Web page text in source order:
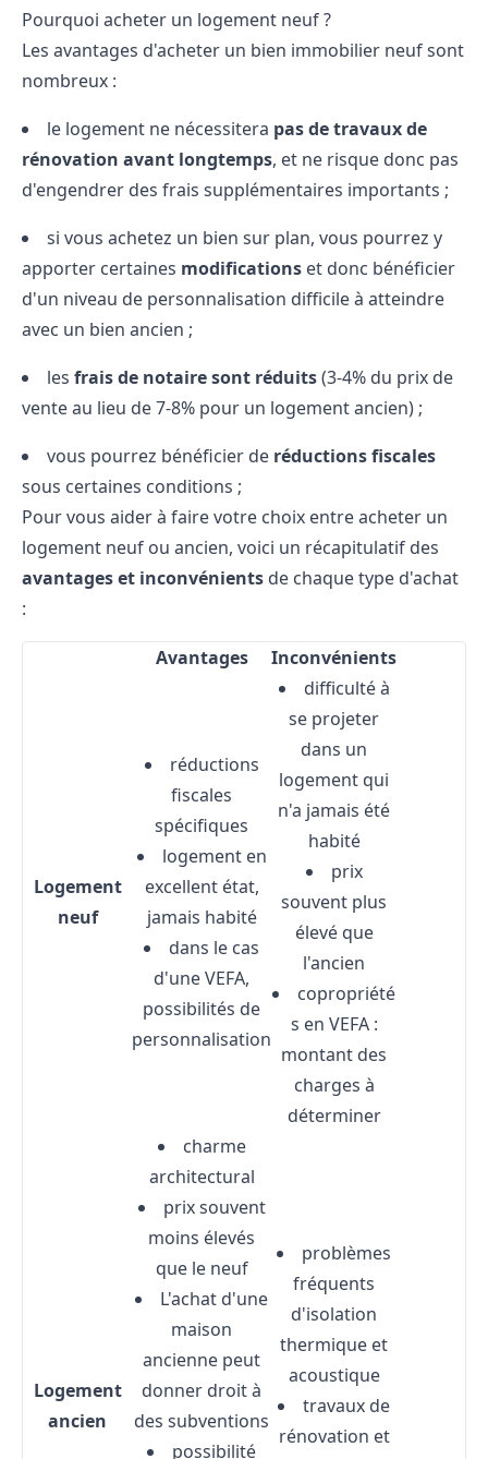
Pourquoi acheter un logement neuf ?
Les avantages d'acheter un bien immobilier neuf sont
nombreux :
le logement ne nécessitera pas de travaux de
rénovation avant longtemps, et ne risque donc pas
d'engendrer des frais supplémentaires importants ;
si vous achetez un bien sur plan, vous pourrez y
apporter certaines modifications et donc bénéficier
d'un niveau de personnalisation difficile à atteindre
avec un bien ancien ;
les frais de notairesont réduits(3-4% du prix de
vente au lieu de 7-8% pour un logement ancien) ;
vous pourrez bénéficier de réductions fiscales
sous certaines conditions ;
Pour vous aider à faire votre choix entre acheter un
logement neuf ou ancien, voici un récapitulatif des
avantages et inconvénients de chaque type d'achat
:
Avantages Inconvénients
Logement
neuf
réductions
fiscales
spécifiques
logement en
excellent état,
jamais habité
dans le cas
d'une VEFA,
possibilités de
personnalisation
difficulté à
se projeter
dans un
logement qui
n'a jamais été
habité
prix
souvent plus
élevé que
l'ancien
copropriété
s en VEFA :
montant des
charges à
déterminer
Logement
ancien
charme
architectural
prix souvent
moins élevés
que le neuf
L'achat d'une
maison
ancienne peut
donner droit à
des subventions
possibilité
problèmes
fréquents
d'isolation
thermique et
acoustique
travaux de
rénovation et